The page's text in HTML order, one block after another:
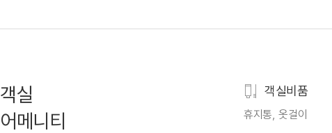
객실
어메니티
객실비품
휴지통, 옷걸이